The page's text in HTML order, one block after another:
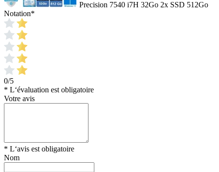
Precision 7540 i7H 32Go 2x SSD 512Go
Notation*
0/5
* L‘évaluation est obligatoire
Votre avis
* L‘avis est obligatoire
Nom